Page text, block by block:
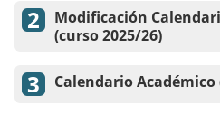
Modificación
(curso 2025/26)
Calendario Académico